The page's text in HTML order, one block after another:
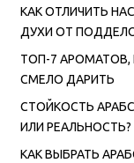
КАК ОТЛИЧИТЬ
ДУХИ ОТ
ТОП-7
СМЕЛО ДАРИТЬ
СТОЙКОСТЬ
ИЛИ РЕАЛЬНОСТЬ?
КАК ВЫБРАТЬ